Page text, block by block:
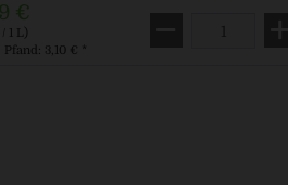
€
1 L)
Pfand: 3,10 € *